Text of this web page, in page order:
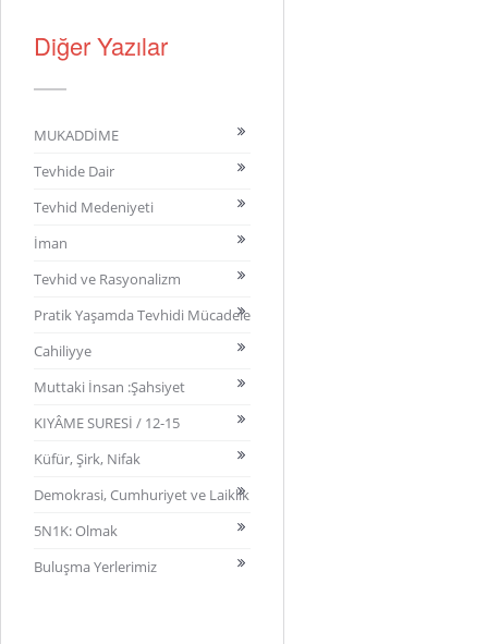
Diğer Yazılar
MUKADDİME
Tevhide Dair
Tevhid Medeniyeti
İman
Tevhid ve Rasyonalizm
Pratik Yaşamda Tevhidi Mücadele
Cahiliyye
Muttaki İnsan :Şahsiyet
KIYÂME SURESİ / 12-15
Küfür, Şirk, Nifak
Demokrasi, Cumhuriyet ve Laiklik
5N1K: Olmak
Buluşma Yerlerimiz